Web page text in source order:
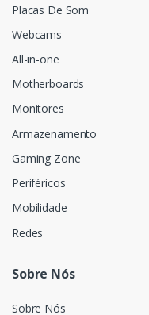
Placas De Som
Webcams
All-in-one
Motherboards
Monitores
Armazenamento
Gaming Zone
Periféricos
Mobilidade
Redes
Sobre Nós
Sobre Nós